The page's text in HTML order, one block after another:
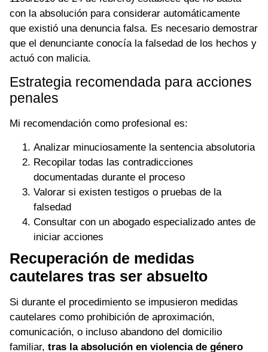
con la absolución para considerar automáticamente
que existió una denuncia falsa. Es necesario demostrar
que el denunciante conocía la falsedad de los hechos y
actuó con malicia.
Estrategia recomendada para acciones
penales
Mi recomendación como profesional es:
Analizar minuciosamente la sentencia absolutoria
Recopilar todas las contradicciones
documentadas durante el proceso
Valorar si existen testigos o pruebas de la
falsedad
Consultar con un abogado especializado antes de
iniciar acciones
Recuperación de medidas
cautelares tras ser absuelto
Si durante el procedimiento se impusieron medidas
cautelares como prohibición de aproximación,
comunicación, o incluso abandono del domicilio
familiar, tras la absolución en violencia de género